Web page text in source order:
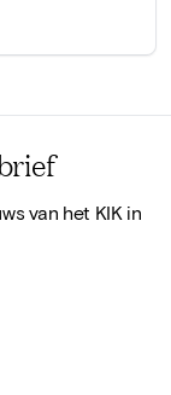
van het KIK in